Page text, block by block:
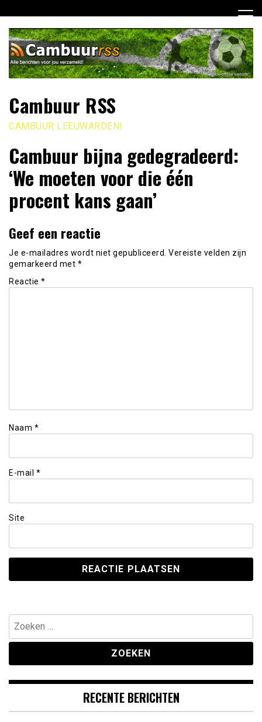
naar
inhoud
Cambuur RSS
CAMBUUR LEEUWARDEN!
Cambuur bijna gedegradeerd:
‘We moeten voor die één
procent kans gaan’
Geef een reactie
Je e-mailadres wordt niet gepubliceerd. Vereiste velden zijn
gemarkeerd met *
Reactie *
Naam *
E-mail *
Site
Zoeken
naar:
RECENTE BERICHTEN